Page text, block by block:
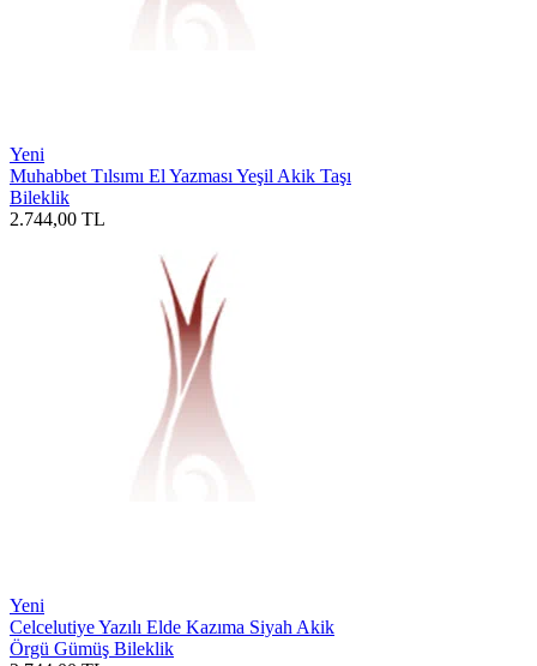
Yeni
Muhabbet Tılsımı El Yazması Yeşil Akik Taşı
Bileklik
2.744,00 TL
Yeni
Celcelutiye Yazılı Elde Kazıma Siyah Akik
Örgü Gümüş Bileklik